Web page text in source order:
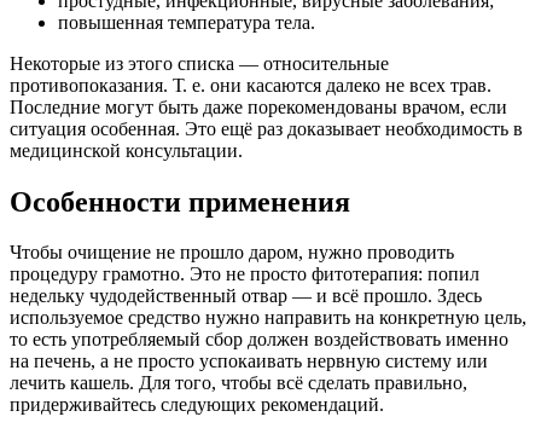
повышенная температура тела.
Некоторые из этого списка — относительные
противопоказания. Т. е. они касаются далеко не всех трав.
Последние могут быть даже порекомендованы врачом, если
ситуация особенная. Это ещё раз доказывает необходимость в
медицинской консультации.
Особенности применения
Чтобы очищение не прошло даром, нужно проводить
процедуру грамотно. Это не просто фитотерапия: попил
недельку чудодейственный отвар — и всё прошло. Здесь
используемое средство нужно направить на конкретную цель,
то есть употребляемый сбор должен воздействовать именно
на печень, а не просто успокаивать нервную систему или
лечить кашель. Для того, чтобы всё сделать правильно,
придерживайтесь следующих рекомендаций.